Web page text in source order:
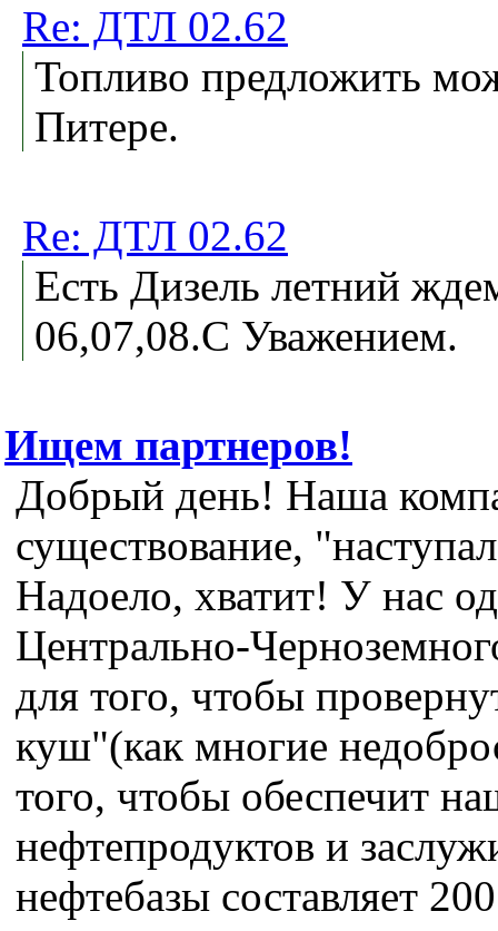
Re: ДТЛ 02.62
Топливо предложить
Питере.
Re: ДТЛ 02.62
Есть Дизель летний
06,07,08.С Уважением.
Ищем партнеров!
Добрый день! Наша
существование,
Надоело, хватит! У нас
Центрально-
для того, чтобы
куш"(как многие
того, чтобы обеспечит
нефтепродуктов и
нефтебазы составляет